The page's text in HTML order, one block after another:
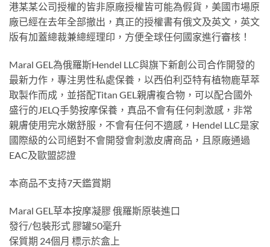
港某某公司授權的皆非原廠授權皆可能為假貨，美國市場原
廠已經在去年全部撤出，真正的授權書有俄文及英文，英文
版有加蓋總裁兼總經理印，方便全球任何國家進行審核！
Maral GEL為俄羅斯Hendel LLC與旗下新創公司合作開發的
最新力作，專注男性私處保養，以西伯利亞特有植物鹿草萃
取製作而成，並搭配Titan GEL親膚複合物，可以配合國外
盛行的JELQ手勢按摩保養，真品不會有任何刺激感，非常
親膚使用完水嫩舒服，不會有任何不適感，Hendel LLC是家
國際級的公司絕對不會開發會刺激皮膚商品，且原廠通過
EAC及歐盟認證
本商品不支持7天鑑賞期
Maral GEL草本按摩凝膠 俄羅斯原裝進口
發行/包裝形式 膠罐50毫升
保質期 24個月 標示於盒上